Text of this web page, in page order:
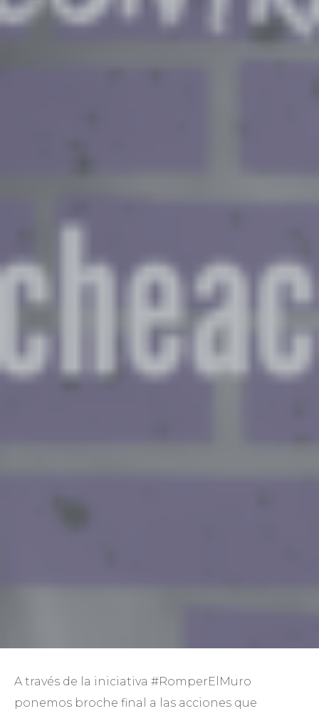
A través de la iniciativa #RomperElMuro
ponemos broche final a las acciones que